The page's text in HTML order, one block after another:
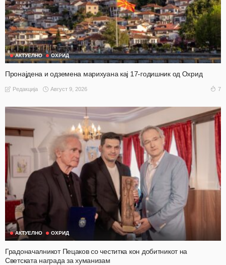
АКТУЕЛНО ОХРИД
Пронајдена и одземена марихуана кај 17-годишник од Охрид
Редакција Август 9, 2026 7
АКТУЕЛНО ОХРИД
Градоначалникот Пецаков со честитка кон добитникот на
Светската награда за хуманизам